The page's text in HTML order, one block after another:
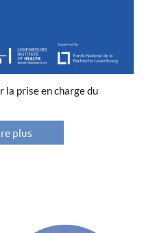
la prise en charge du
plus